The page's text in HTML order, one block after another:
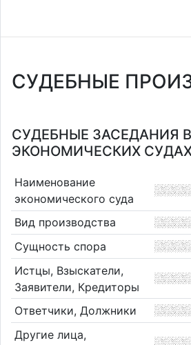
СУДЕБНЫЕ
СУДЕБНЫЕ ЗАСЕДАНИЯ В
ЭКОНОМИЧЕСКИХ
Наименование
экономического суда
Вид производства
Сущность спора
Истцы, Взыскатели,
Заявители, Кредиторы
Ответчики, Должники
Другие лица,